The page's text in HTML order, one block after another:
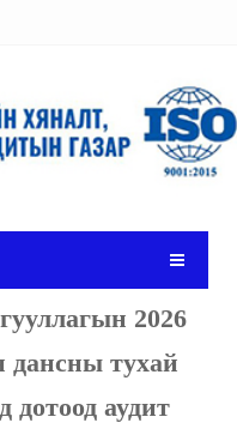
2026
тухай
дотоод аудит